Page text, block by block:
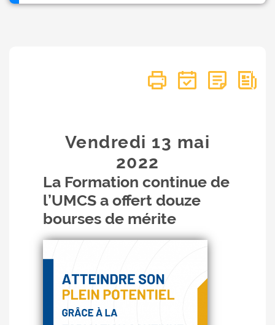
Vendredi 13 mai
2022
La Formation continue de
l’UMCS a offert douze
bourses de mérite